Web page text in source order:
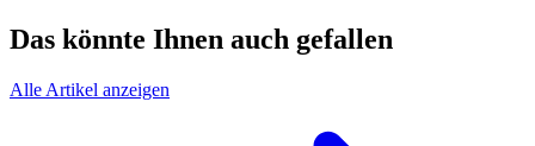
Das könnte Ihnen auch gefallen
Alle Artikel anzeigen